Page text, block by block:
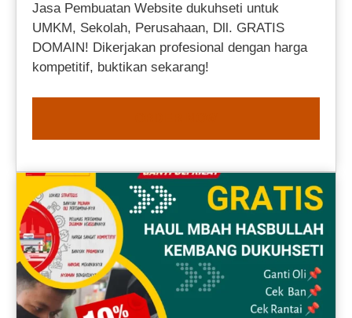
Jasa Pembuatan Website dukuhseti untuk
UMKM, Sekolah, Perusahaan, Dll. GRATIS
DOMAIN! Dikerjakan profesional dengan harga
kompetitif, buktikan sekarang!